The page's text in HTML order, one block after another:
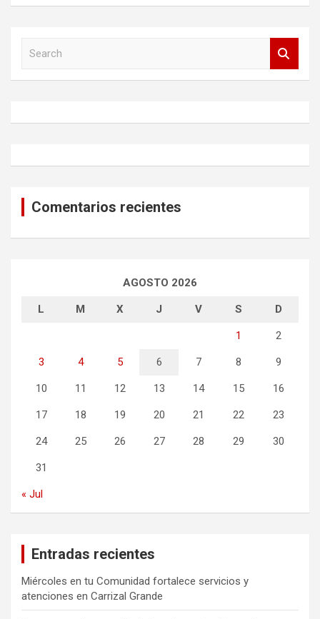
h
Comentarios recientes
AGOSTO 2026
L M X J V S D
1 2
3 4 5 6 7 8 9
10 11 12 13 14 15 16
17 18 19 20 21 22 23
24 25 26 27 28 29 30
31
« Jul
Entradas recientes
Miércoles en tu Comunidad fortalece servicios y
atenciones en Carrizal Grande